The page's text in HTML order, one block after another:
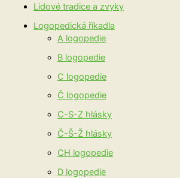
Lidové tradice a zvyky
Logopedická říkadla
A logopedie
B logopedie
C logopedie
Č logopedie
C-S-Z hlásky
Č-Š-Ž hlásky
CH logopedie
D logopedie